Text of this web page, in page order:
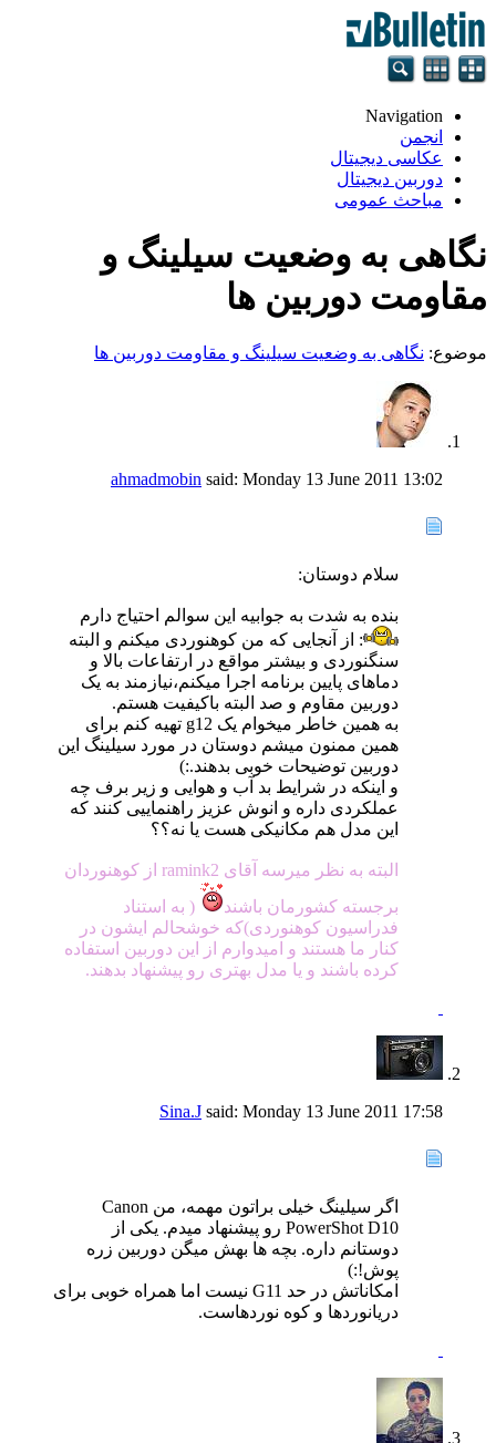
Navigation
انجمن
عکاسی دیجیتال
دوربین دیجیتال
مباحث عمومی
نگاهی به وضعیت سیلینگ و
مقاومت دوربین ها
موضوع: نگاهی به وضعیت سیلینگ و مقاومت دوربین ها
ahmadmobin said: Monday 13 June 2011 13:02
سلام دوستان:
بنده به شدت به جوابیه این سوالم احتیاج دارم
: از آنجایی که من کوهنوردی میکنم و البته
سنگنوردی و بیشتر مواقع در ارتفاعات بالا و
دماهای پایین برنامه اجرا میکنم،نیازمند به یک
دوربین مقاوم و صد البته باکیفیت هستم.
به همین خاطر میخوام یک g12 تهیه کنم برای
همین ممنون میشم دوستان در مورد سیلینگ این
دوربین توضیحات خوبی بدهند.:)
و اینکه در شرایط بد آب و هوایی و زیر برف چه
عملکردی داره و انوش عزیز راهنماییی کنند که
این مدل هم مکانیکی هست یا نه؟؟
البته به نظر میرسه آقای ramink2 از کوهنوردان
برجسته کشورمان باشند
( به استناد
فدراسیون کوهنوردی)که خوشحالم ایشون در
کنار ما هستند و امیدوارم از این دوربین استفاده
کرده باشند و یا مدل بهتری رو پیشنهاد بدهند.
Sina.J said: Monday 13 June 2011 17:58
اگر سیلینگ خیلی براتون مهمه، من Canon
PowerShot D10 رو پیشنهاد میدم. یکی از
دوستانم داره. بچه ها بهش میگن دوربین زره
پوش!:)
امکاناتش در حد G11 نیست اما همراه خوبی برای
دریانوردها و کوه نوردهاست.